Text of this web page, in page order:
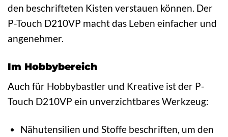
den beschrifteten Kisten verstauen können. Der
P-Touch D210VP macht das Leben einfacher und
angenehmer.
Im Hobbybereich
Auch für Hobbybastler und Kreative ist der P-
Touch D210VP ein unverzichtbares Werkzeug:
Nähutensilien und Stoffe beschriften, um den